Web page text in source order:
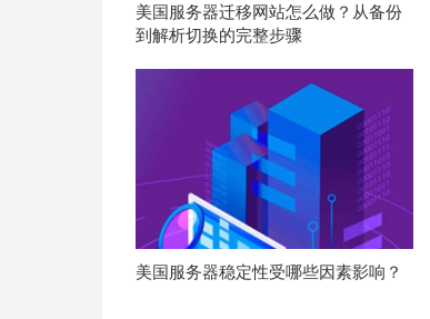
美国服务器迁移网站怎么做？从备份
到解析切换的完整步骤
美国服务器稳定性受哪些因素影响？